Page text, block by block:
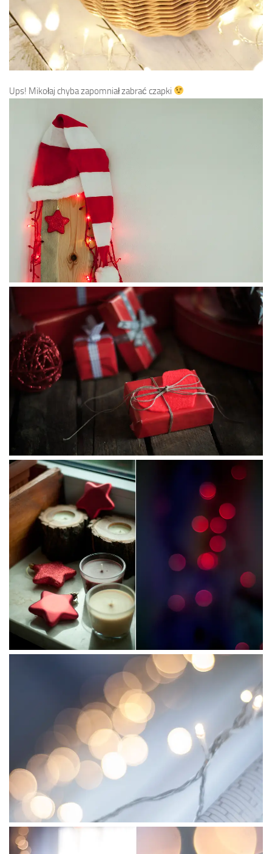
Ups! Mikołaj chyba zapomniał zabrać czapki